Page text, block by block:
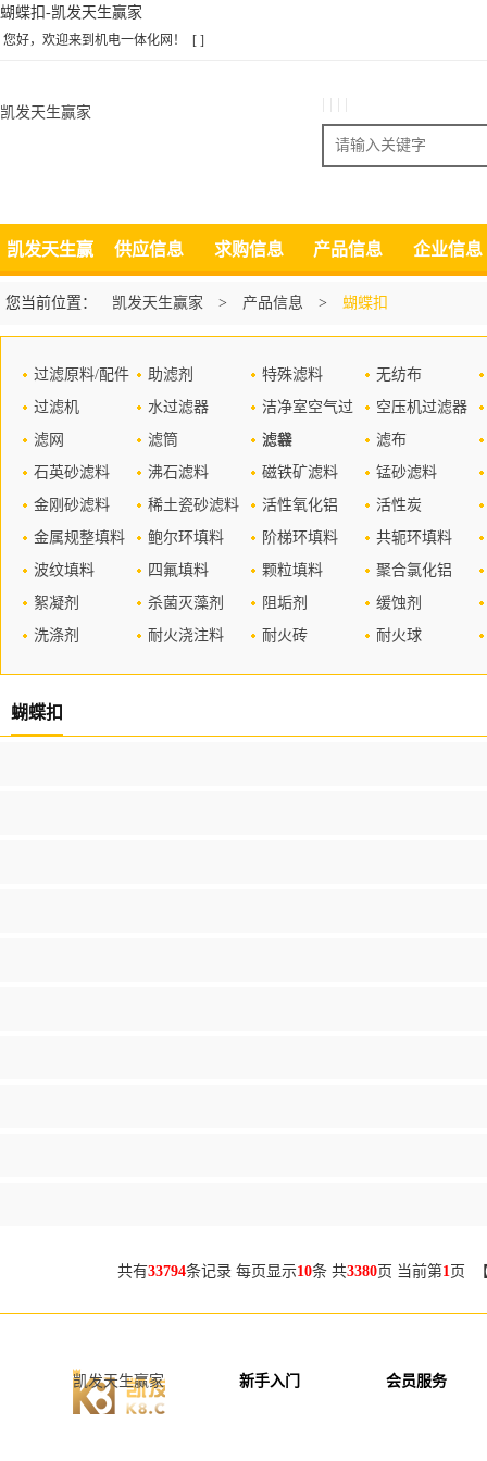
蝴蝶扣-凯发天生赢家
您好，欢迎来到机电一体化网！ [ ]
凯发天生赢家
搜索
凯发天生赢
家
供应信息 求购信息 产品信息 企业信息
您当前位置： 凯发天生赢家 > 产品信息 > 蝴蝶扣
过滤原料/配件 助滤剂 特殊滤料
无纺布
过滤机
水过滤器
洁净室空气过
滤器
空压机过滤器
滤网
滤筒 滤袋
滤布
石英砂滤料
沸石滤料 磁铁矿滤料
锰砂滤料
金刚砂滤料
稀土瓷砂滤料 活性氧化铝
活性炭
金属规整填料
鲍尔环填料 阶梯环填料
共轭环填料
波纹填料
四氟填料 颗粒填料
聚合氯化铝
絮凝剂
杀菌灭藻剂 阻垢剂
缓蚀剂
洗涤剂
耐火浇注料 耐火砖 耐火球
蝴蝶扣
共有33794条记录 每页显示10条 共3380页 当前第1页
凯发天生赢家 新手入门 会员服务